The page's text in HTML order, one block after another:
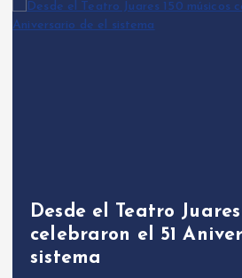
Desde el Teatro
celebraron el 51
sistema